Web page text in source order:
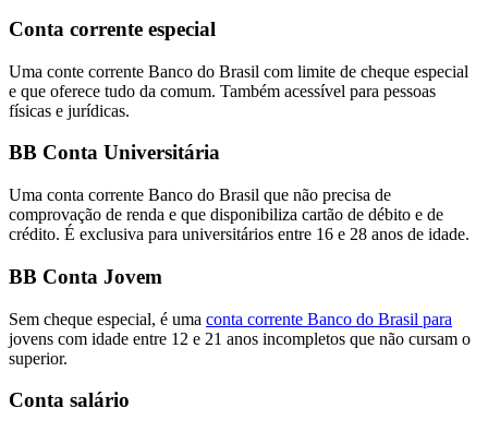
Conta corrente especial
Uma conte corrente Banco do Brasil com limite de cheque especial
e que oferece tudo da comum. Também acessível para pessoas
físicas e jurídicas.
BB Conta Universitária
Uma conta corrente Banco do Brasil que não precisa de
comprovação de renda e que disponibiliza cartão de débito e de
crédito. É exclusiva para universitários entre 16 e 28 anos de idade.
BB Conta Jovem
Sem cheque especial, é uma conta corrente Banco do Brasil para
jovens com idade entre 12 e 21 anos incompletos que não cursam o
superior.
Conta salário